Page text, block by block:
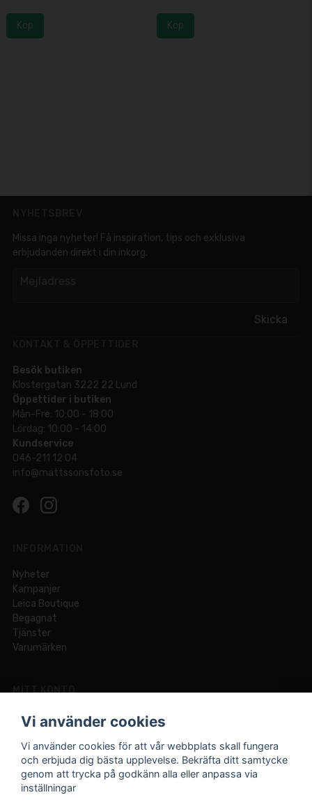
Köp Köp
Skicka
Missa inga nyheter! Få inspiration, tips och exklusiva
erbjudanden direkt i din inkorg.
Besök butiken
Klostergatan 3222 22 Lund
Öppettider i butiken
Mån-Fre: 10:00 - 18:00
Lördag: 10:00 - 14:00
Kundservice
046-211 12 04
info@mattssonsfoto.se
Nyheter
Kampanjer
Leica Boutique
Begagnat
Tjänster
Varumärken
MITT KONTO
Logga in
Registrera dig
Glömt lösenord?
Vi använder cookies
Vi använder cookies för att vår webbplats skall fungera
och erbjuda dig bästa upplevelse. Bekräfta ditt samtycke
genom att trycka på godkänn alla eller anpassa via
inställningar